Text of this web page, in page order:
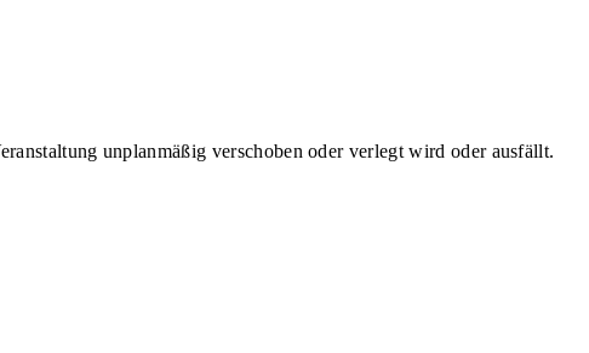
unplanmäßig verschoben oder verlegt wird oder ausfällt.